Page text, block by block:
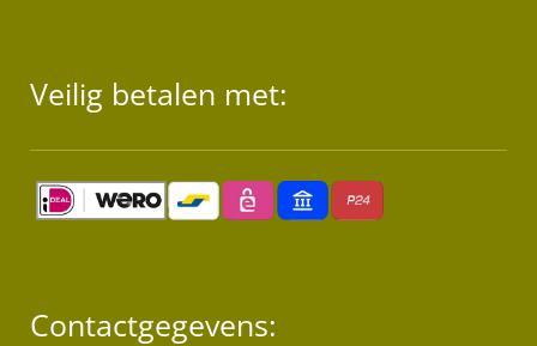
Veilig betalen met:
Contactgegevens: